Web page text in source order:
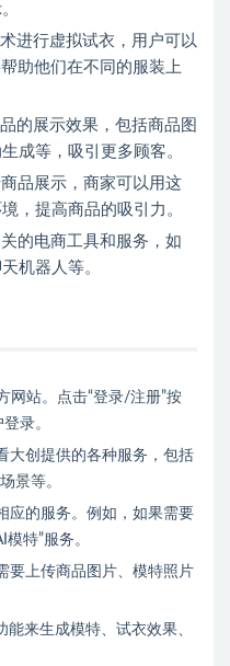
进行虚拟试衣，用户可以
助他们在不同的服装上
的展示效果，包括商品图
成等，吸引更多顾客。
品展示，商家可以用这
，提高商品的吸引力。
的电商工具和服务，如
机器人等。
网站。 点击“登录/注册”按
录。
大创提供的各种服务，包括
景等。
应的服务。例如，如果需要
特”服务。
要上传商品图片、模特照片
能来生成模特、试衣效果、